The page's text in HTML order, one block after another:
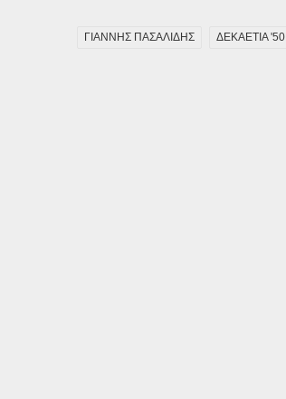
ΓΙΑΝΝΗΣ ΠΑΣΑΛΙΔΗΣ ΔΕΚΑΕΤΙΑ '50